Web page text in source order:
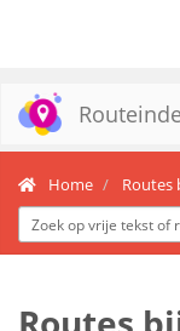
Home Routes